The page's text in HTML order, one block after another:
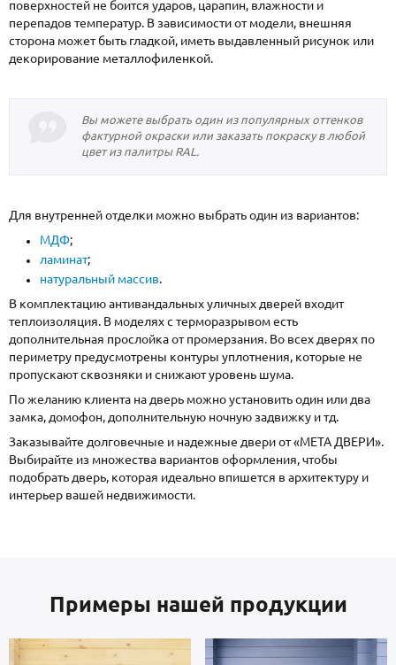
поверхностей не боится ударов, царапин, влажности и
перепадов температур. В зависимости от модели, внешняя
сторона может быть гладкой, иметь выдавленный рисунок или
декорирование металлофиленкой.
Вы можете выбрать один из популярных оттенков
фактурной окраски или заказать покраску в любой
цвет из палитры RAL.
Для внутренней отделки можно выбрать один из вариантов:
МДФ;
ламинат;
натуральный массив.
В комплектацию антивандальных уличных дверей входит
теплоизоляция. В моделях с терморазрывом есть
дополнительная прослойка от промерзания. Во всех дверях по
периметру предусмотрены контуры уплотнения, которые не
пропускают сквозняки и снижают уровень шума.
По желанию клиента на дверь можно установить один или два
замка, домофон, дополнительную ночную задвижку и тд.
Заказывайте долговечные и надежные двери от «МЕТА ДВЕРИ».
Выбирайте из множества вариантов оформления, чтобы
подобрать дверь, которая идеально впишется в архитектуру и
интерьер вашей недвижимости.
Примеры нашей продукции